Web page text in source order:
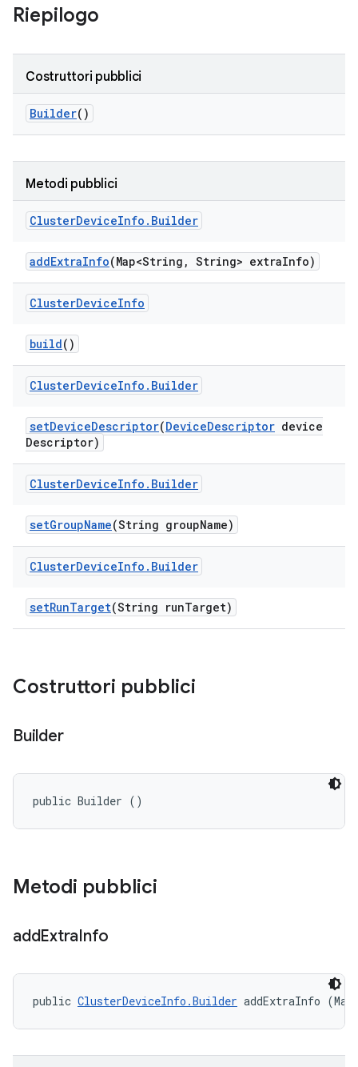
Riepilogo
Costruttori pubblici
Builder()
Metodi pubblici
ClusterDeviceInfo . Builder
addExtraInfo(Map<String , String> extraInfo)
ClusterDeviceInfo
build()
ClusterDeviceInfo . Builder
setDeviceDescriptor(DeviceDescriptor device
Descriptor)
ClusterDeviceInfo . Builder
setGroupName(String groupName)
ClusterDeviceInfo . Builder
setRunTarget(String runTarget)
Costruttori pubblici
Builder
public Builder ()
Metodi pubblici
addExtraInfo
public ClusterDeviceInfo.Builder addExtraInfo